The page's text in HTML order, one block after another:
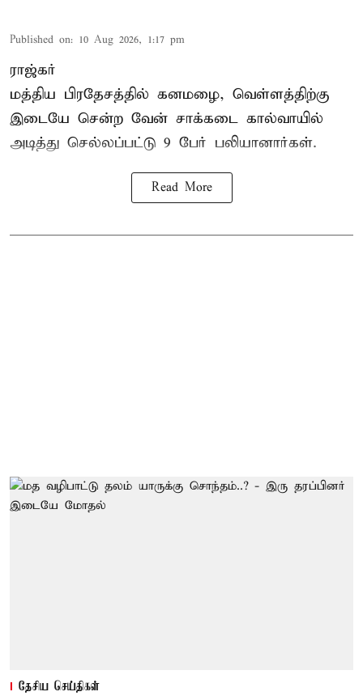
Published on: 10 Aug 2026, 1:17 pm
ராஜ்கர்
மத்திய பிரதேசத்தில் கனமழை, வெள்ளத்திற்கு
இடையே சென்ற வேன் சாக்கடை கால்வாயில்
அடித்து செல்லப்பட்டு 9 பேர் பலியானார்கள்.
Read More
தேசிய செய்திகள்